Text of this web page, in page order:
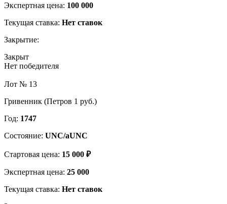
Экспертная цена: 100 000
Текущая ставка: Нет ставок
Закрытие:
Закрыт
Нет победителя
Лот № 13
Гривенник (Петров 1 руб.)
Год: 1747
Состояние: UNC/aUNC
Стартовая цена: 15 000 ₽
Экспертная цена: 25 000
Текущая ставка: Нет ставок